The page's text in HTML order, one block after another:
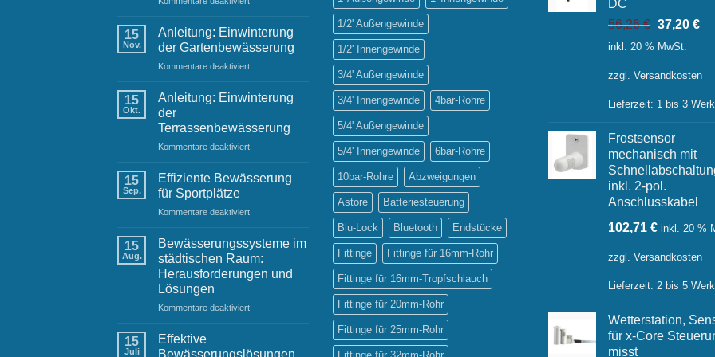
Grüße
Neujahrswünsche
von
Raintime-
15
Nov.
Anleitung: Einwinterung
der Gartenbewässerung
Kommentare deaktiviertfür
Einwinterung
15
Okt.
Anleitung: Einwinterung
der
Terrassenbewässerung
Kommentare deaktiviertfür
Terrassenbewässerung
15
Sep.
Effiziente Bewässerung
für Sportplätze
Kommentare deaktiviertfür
Bewässerung
für
Sportplätze
15
Aug.
Bewässerungssysteme im
städtischen Raum:
Herausforderungen und
Lösungen
Kommentare deaktiviertfür
Bewässerungssysteme
städtischen
15
Juli
Effektive
Bewässerungslösungen
1/2' Außengewinde
1/2' Innengewinde
3/4' Außengewinde
3/4' Innengewinde 4bar-Rohre
5/4' Außengewinde
5/4' Innengewinde 6bar-Rohre
10bar-Rohre Abzweigungen
Astore Batteriesteuerung
Blu-Lock Bluetooth Endstücke
Fittinge Fittinge für 16mm-Rohr
Fittinge für 16mm-Tropfschlauch
Fittinge für 20mm-Rohr
Fittinge für 25mm-Rohr
DC
56,26€
Preis
56,26 €
37,20 €
inkl. 20 % MwSt.
zzgl. Versandkosten
Lieferzeit: 1 bis 3
Frostsensor
mechanisch mit
inkl. 2-pol.
Anschlusskabel
102,71 € inkl. 20 %
zzgl. Versandkosten
Lieferzeit: 2 bis 5
Wetterstation,
für x-Core
misst